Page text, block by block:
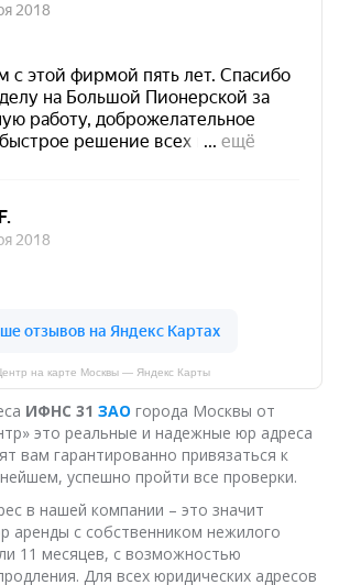
на карте Москвы — Яндекс Карты
ИФНС 31 ЗАО города Москвы от
это реальные и надежные юр адреса
вам гарантированно привязаться к
успешно пройти все проверки.
в нашей компании – это значит
аренды с собственником нежилого
11 месяцев, с возможностью
Для всех юридических адресов